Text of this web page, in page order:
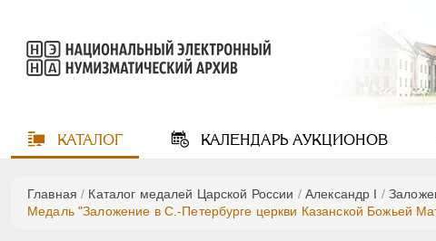
КАТАЛОГ КАЛЕНДАРЬАУКЦИОНОВ
Главная / Каталог медалей Царской России /Александр I /
Медаль "Заложение в С.-Петербурге церкви Казанской Божьей